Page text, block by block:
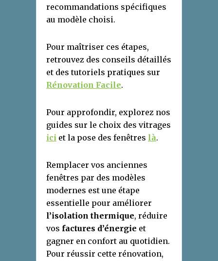
recommandations spécifiques
au modèle choisi.
Pour maîtriser ces étapes,
retrouvez des conseils détaillés
et des tutoriels pratiques sur
Rénovation Facile.
Pour approfondir, explorez nos
guides sur le choix des vitrages
ici et la pose des fenêtres là.
Remplacer vos anciennes
fenêtres par des modèles
modernes est une étape
essentielle pour améliorer
l’isolation thermique, réduire
vos factures d’énergie et
gagner en confort au quotidien.
Pour réussir cette rénovation,